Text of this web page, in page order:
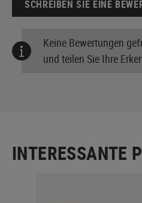
SCHREIBEN SIE EINE
Keine Bewertungen
und teilen Sie Ihre
INTERESSANTE